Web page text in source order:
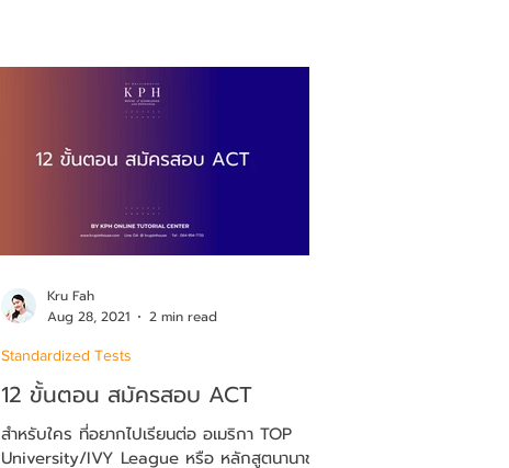
12 ขั้นตอน สมัครสอบ ACT
สำหรับใคร ที่อยากไปเรียนต่อ อเมริกา TOP
University/IVY League หรือ หลักสูตนานาชาติ
Standardized Tests
Kru Fah
Aug 28, 2021
2 min read